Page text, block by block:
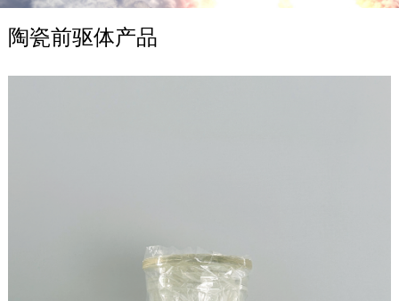
陶瓷前驱体产品